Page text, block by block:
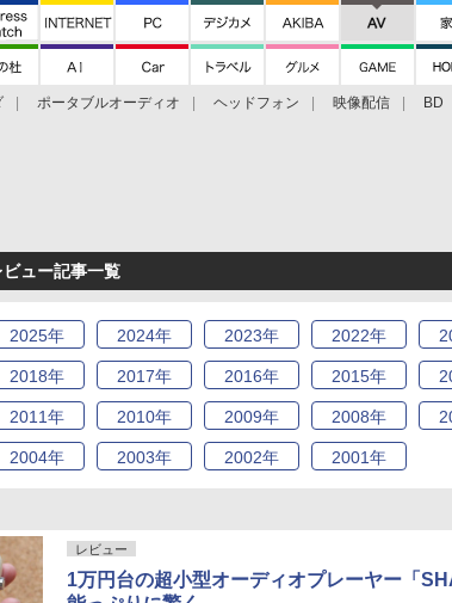
ポータブルオーディオ ヘッドフォン 映像配信 BD
ュー記事一覧
2025年 2024年 2023年 2022年
2018年 2017年 2016年 2015年
2011年 2010年 2009年 2008年
2004年 2003年 2002年 2001年
レビュー
1万円台の超小型オーディオプレーヤー「